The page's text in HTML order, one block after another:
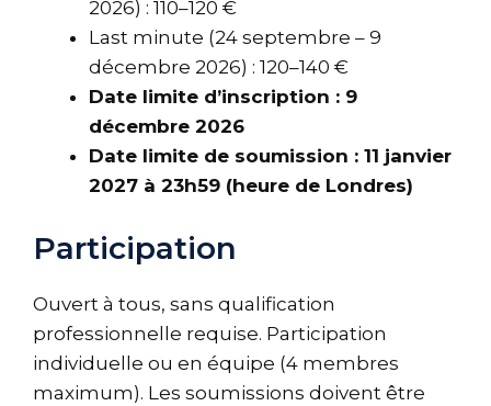
2026) : 110–120 €
Last minute (24 septembre – 9
décembre 2026) : 120–140 €
Date limite d’inscription : 9
décembre 2026
Date limite de soumission : 11 janvier
2027 à 23h59 (heure de Londres)
Participation
Ouvert à tous, sans qualification
professionnelle requise. Participation
individuelle ou en équipe (4 membres
maximum). Les soumissions doivent être